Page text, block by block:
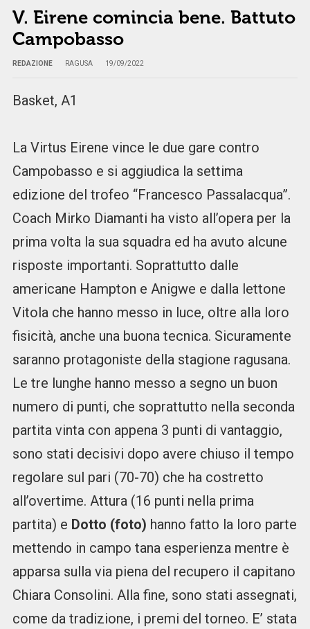
V. Eirene comincia bene. Battuto
Campobasso
REDAZIONE RAGUSA 19/09/2022
Basket, A1
La Virtus Eirene vince le due gare contro
Campobasso e si aggiudica la settima
edizione del trofeo “Francesco Passalacqua”.
Coach Mirko Diamanti ha visto all’opera per la
prima volta la sua squadra ed ha avuto alcune
risposte importanti. Soprattutto dalle
americane Hampton e Anigwe e dalla lettone
Vitola che hanno messo in luce, oltre alla loro
fisicità, anche una buona tecnica. Sicuramente
saranno protagoniste della stagione ragusana.
Le tre lunghe hanno messo a segno un buon
numero di punti, che soprattutto nella seconda
partita vinta con appena 3 punti di vantaggio,
sono stati decisivi dopo avere chiuso il tempo
regolare sul pari (70-70) che ha costretto
all’overtime. Attura (16 punti nella prima
partita) e Dotto (foto) hanno fatto la loro parte
mettendo in campo tana esperienza mentre è
apparsa sulla via piena del recupero il capitano
Chiara Consolini. Alla fine, sono stati assegnati,
come da tradizione, i premi del torneo. E’ stata